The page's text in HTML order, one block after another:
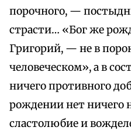
порочного, —
страсти… «Бог же
Григорий, — не в
человеческом», а в
ничего противного
рождении нет ничего
сластолюбие и